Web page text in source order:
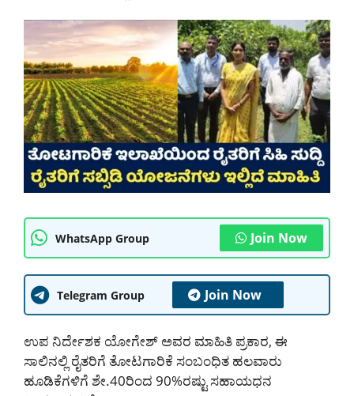
WhatsApp Group Join Now
Telegram Group Join Now
ಉಪ ನಿರ್ದೇಶಕ ಯೋಗೇಶ್ ಅವರ ಮಾಹಿತಿ ಪ್ರಕಾರ, ಈ
ಸಾಲಿನಲ್ಲಿ ರೈತರಿಗೆ ತೋಟಗಾರಿಕೆ ಸಂಬಂಧಿತ ಹಲವಾರು
ಹೂಡಿಕೆಗಳಿಗೆ ಶೇ.40ರಿಂದ 90%ರಷ್ಟು ಸಹಾಯಧನ